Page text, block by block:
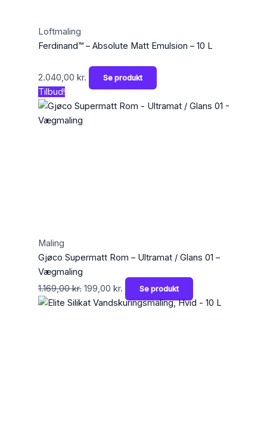
Loftmaling
Ferdinand™ – Absolute Matt Emulsion – 10 L
2.040,00 kr. Se produkt
Tilbud!
Maling
Gjøco Supermatt Rom – Ultramat / Glans 01 –
Vægmaling
1.169,00kr. 199,00 kr. Se produkt